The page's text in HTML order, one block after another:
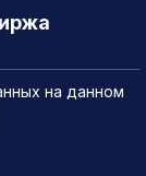
на данном